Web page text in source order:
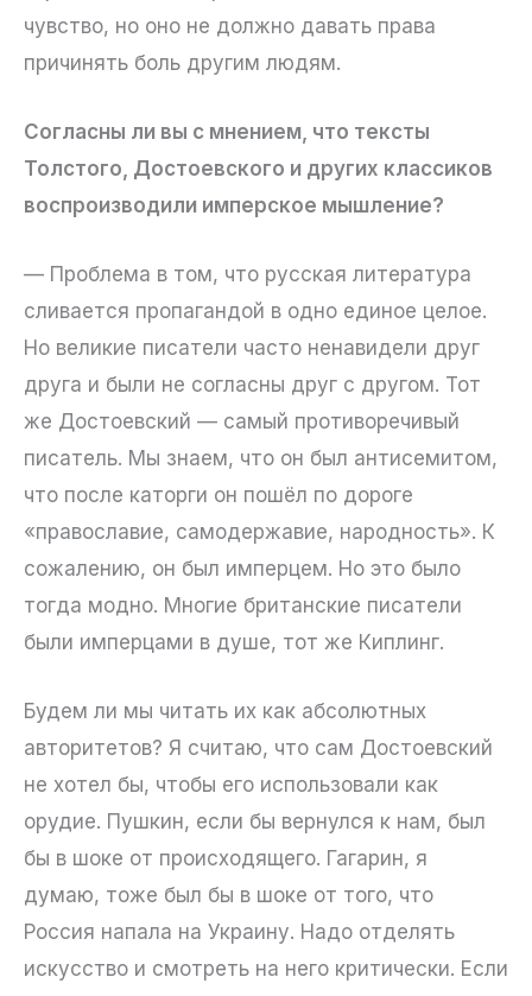
чувство, но оно не должно давать права
причинять боль другим людям.
Согласны ли вы с мнением, что тексты
Толстого, Достоевского и других классиков
воспроизводили имперское мышление?
— Проблема в том, что русская литература
сливается пропагандой в одно единое целое.
Но великие писатели часто ненавидели друг
друга и были не согласны друг с другом. Тот
же Достоевский — самый противоречивый
писатель. Мы знаем, что он был антисемитом,
что после каторги он пошёл по дороге
«православие, самодержавие, народность». К
сожалению, он был имперцем. Но это было
тогда модно. Многие британские писатели
были имперцами в душе, тот же Киплинг.
Будем ли мы читать их как абсолютных
авторитетов? Я считаю, что сам Достоевский
не хотел бы, чтобы его использовали как
орудие. Пушкин, если бы вернулся к нам, был
бы в шоке от происходящего. Гагарин, я
думаю, тоже был бы в шоке от того, что
Россия напала на Украину. Надо отделять
искусство и смотреть на него критически. Если